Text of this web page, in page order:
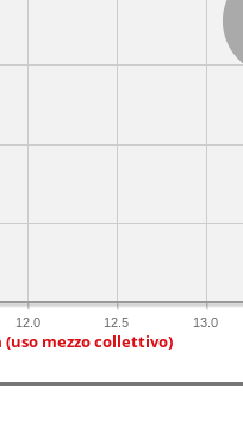
12.0 12.5 13.0
mezzo collettivo)